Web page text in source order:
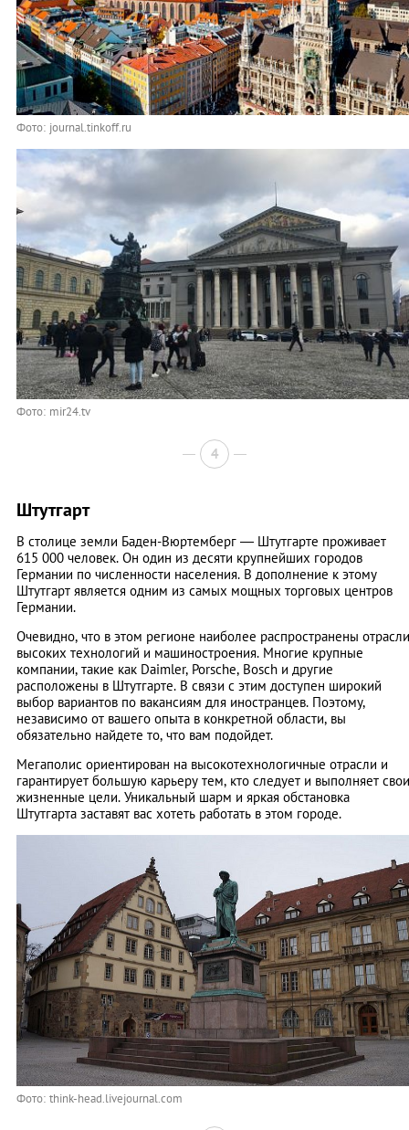
Фото: journal.tinkoff.ru
Фото: mir24.tv
4
Штутгарт
В столице земли Баден-Вюртемберг — Штутгарте проживает
615 000 человек. Он один из десяти крупнейших городов
Германии по численности населения. В дополнение к этому
Штутгарт является одним из самых мощных торговых центров
Германии.
Очевидно, что в этом регионе наиболее распространены отрасли
высоких технологий и машиностроения. Многие крупные
компании, такие как Daimler, Porsche, Bosch и другие
расположены в Штутгарте. В связи с этим доступен широкий
выбор вариантов по вакансиям для иностранцев. Поэтому,
независимо от вашего опыта в конкретной области, вы
обязательно найдете то, что вам подойдет.
Мегаполис ориентирован на высокотехнологичные отрасли и
гарантирует большую карьеру тем, кто следует и выполняет свои
жизненные цели. Уникальный шарм и яркая обстановка
Штутгарта заставят вас хотеть работать в этом городе.
Фото: think-head.livejournal.com